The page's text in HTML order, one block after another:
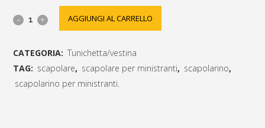
scapolarino
di
AGGIUNGI AL CARRELLO
CATEGORIA: Tunichetta/vestina
TAG: scapolare, scapolare per ministranti, scapolarino,
scapolarino per ministranti.